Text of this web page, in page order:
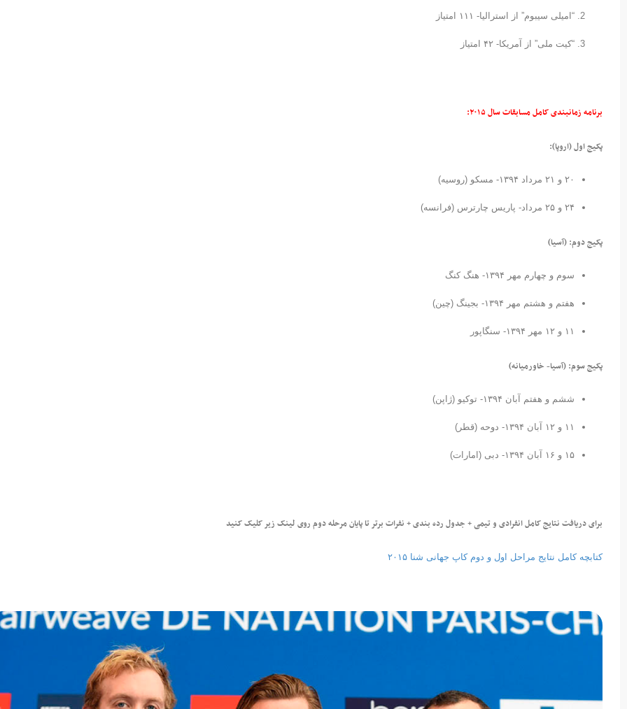
“امیلی سیبوم” از استرالیا- ۱۱۱ امتیاز
“کیت ملی” از آمریکا- ۴۲ امتیاز
برنامه زمانبندی کامل مسابقات سال ۲۰۱۵:
پکیج اول (اروپا):
۲۰ و ۲۱ مرداد ۱۳۹۴- مسکو (روسیه)
۲۴ و ۲۵ مرداد- پاریس چارترس (فرانسه)
پکیج دوم: (آسیا)
سوم و چهارم مهر ۱۳۹۴- هنگ کنگ
هفتم و هشتم مهر ۱۳۹۴- بجینگ (چین)
۱۱ و ۱۲ مهر ۱۳۹۴- سنگاپور
پکیج سوم: (آسیا- خاورمیانه)
ششم و هفتم آبان ۱۳۹۴- توکیو (ژاپن)
۱۱ و ۱۲ آبان ۱۳۹۴- دوحه (قطر)
۱۵ و ۱۶ آبان ۱۳۹۴- دبی (امارات)
برای دریافت نتایج کامل انفرادی و تیمی + جدول رده بندی + نفرات برتر تا پایان مرحله دوم روی لینک زیر کلیک کنید
کتابچه کامل نتایج مراحل اول و دوم کاپ جهانی شنا ۲۰۱۵